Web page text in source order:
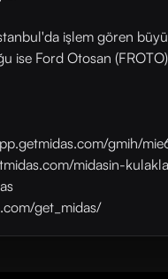
işlem gören
ise Ford Otosan
gmih/
midasin-
get_midas/